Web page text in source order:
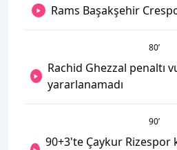
Rams Başakşehir
80’
Rachid Ghezzal penaltı
yararlanamadı
90’
90+3'te Çaykur Rizespor